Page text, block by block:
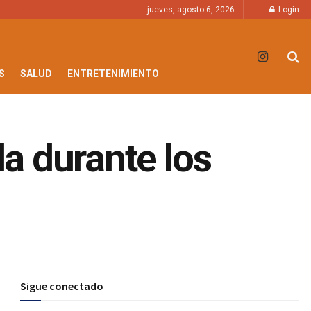
jueves, agosto 6, 2026 Login
SALUD ENTRETENIMIENTO
durante los
Sigue conectado